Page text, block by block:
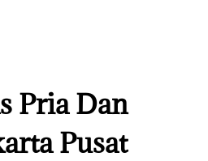
Pria Dan
Pusat